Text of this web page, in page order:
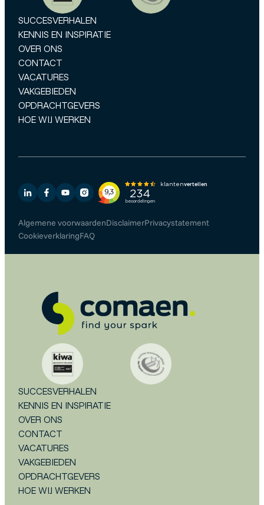
SUCCESVERHALEN
KENNIS EN INSPIRATIE
OVER ONS
CONTACT
VACATURES
VAKGEBIEDEN
OPDRACHTGEVERS
HOE WIJ WERKEN
Algemene voorwaardenDisclaimerPrivacystatement
CookieverklaringFAQ
SUCCESVERHALEN
KENNIS EN INSPIRATIE
OVER ONS
CONTACT
VACATURES
VAKGEBIEDEN
OPDRACHTGEVERS
HOE WIJ WERKEN